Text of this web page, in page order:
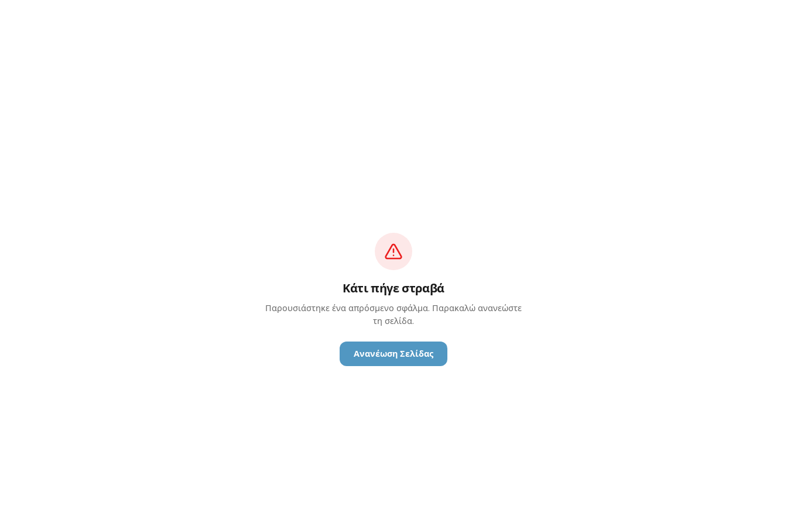
Κάτι πήγε στραβά
Παρουσιάστηκε ένα απρόσμενο σφάλμα. Παρακαλώ ανανεώστε
τη σελίδα.
Ανανέωση Σελίδας